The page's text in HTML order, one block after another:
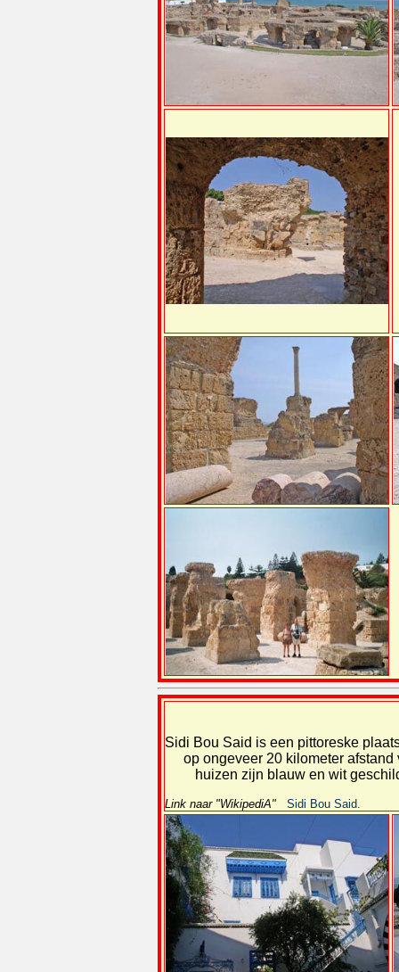
Sidi Bou Said is een pittoreske
op ongeveer 20 kilometer
huizen zijn blauw en wit
Link naar "WikipediA" Sidi Bou Said.